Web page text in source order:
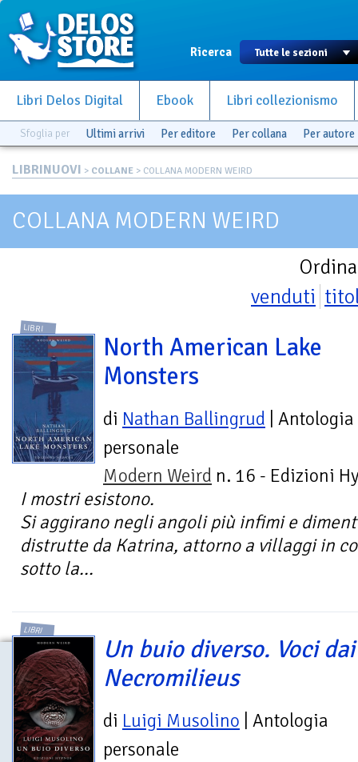
Ricerca
Libri Delos Digital Ebook Libri collezionismo
Sfoglia per Ultimi arrivi Per editore Per collana Per autore
LIBRINUOVI > COLLANE > COLLANA MODERN WEIRD
COLLANA MODERN WEIRD
venduti
LIBRI
North American Lake
Monsters
di Nathan Ballingrud | Antologia
personale
Modern Weird n. 16 - Edizioni
I mostri esistono.
Si aggirano negli angoli più infimi e
distrutte da Katrina, attorno a villaggi in
sotto la...
LIBRI
Un buio diverso. Voci dai
Necromilieus
di Luigi Musolino | Antologia
personale